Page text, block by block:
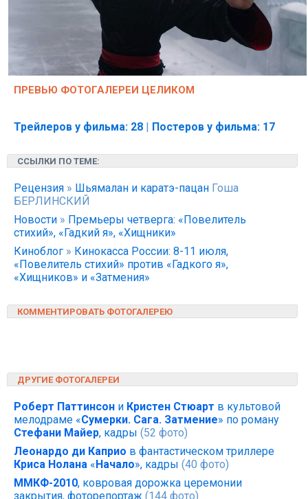
ПРЕВЬЮ ФОТОГАЛЕРЕИ ЦЕЛИКОМ
Трейлеров у фильма: 28 | Постеров у фильма: 17
ССЫЛКИ ПО ТЕМЕ:
Рецензия » Шьямалан и каратэ-пацан Гоша
БЕРЛИНСКИЙ
Новости » Премьеры четверга: «Повелитель
стихий», «Гадкий я», «Хищники»
Киноблог » Кинокасса России: 8-11 июля,
«Повелитель стихий» против «Гадкого я»,
«Хищников» и «Затмения»
КОММЕНТИРОВАТЬ ФОТОГАЛЕРЕЮ
ДРУГИЕ ФОТОГАЛЕРЕИ
Роберт Паттинсон и Кристен Стюарт в культовой
мелодраме «Cумерки. Сага. Затмение» по роману
Стефани Майер, кадры (52 фото)
Леонардо ди Каприо в фантастическом триллере
Криса Нолана «Начало», кадры (40 фото)
ММКФ-2010, ковровая дорожка церемонии
закрытия, фоторепортаж (144 фото)